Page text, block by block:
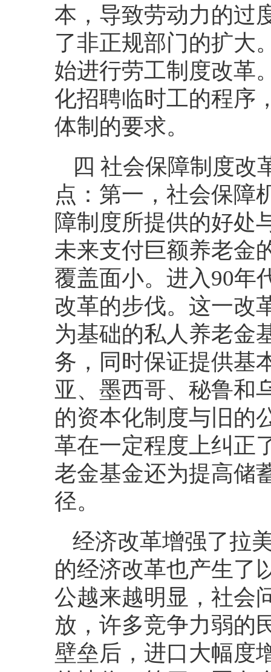
本，导致劳动力的过
了非正规部门的扩大
始进行劳工制度改革
化招聘临时工的程序
体制的要求。
四 社会保障制度改
点：第一，社会保障
障制度所提供的好处
未来支付巨额养老金
覆盖面小。进入90年
改革的步伐。这一改
为基础的私人养老金
务，同时保证提供基
亚、墨西哥、秘鲁和
的资本化制度与旧的
革在一定程度上纠正
老金基金还为提高储
径。
经济改革增强了拉
的经济改革也产生了
公越来越明显，社会
放，许多竞争力弱的
壁垒后，进口大幅度